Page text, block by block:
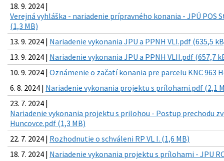
18. 9. 2024 |
Verejná vyhláška - nariadenie prípravného konania - JPÚ POS
(1,3 MB)
13. 9. 2024 | Nariadenie vykonania JPU a PPNH VLI.pdf (635,5
13. 9. 2024 | Nariadenie vykonania JPU a PPNH VLII.pdf (657,7
10. 9. 2024 | Oznámenie o začatí konania pre parcelu KNC 963
6. 8. 2024 | Nariadenie vykonania projektu s prílohami.pdf (2,1
23. 7. 2024 |
Nariadenie vykonania projektu s prilohou - Postup prechodu
Huncovce.pdf (1,3 MB)
22. 7. 2024 | Rozhodnutie o schváleni RP VL I. (1,6 MB)
18. 7. 2024 | Nariadenie vykonania projektu s prílohami - JPU